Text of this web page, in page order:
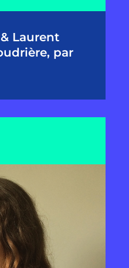
Laurent
par